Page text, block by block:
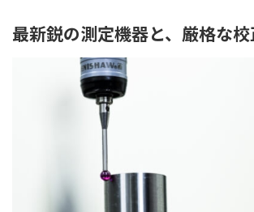
最新鋭の測定機器と、厳格な校